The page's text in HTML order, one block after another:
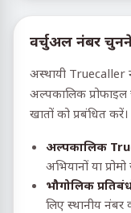
वर्चुअल नंबर
अस्थायी Truecaller
अल्पकालिक प्रोफाइल
खातों को प्रबंधित करें।
अल्पकालिक
अभियानों या
भौगोलिक
लिए स्थानीय